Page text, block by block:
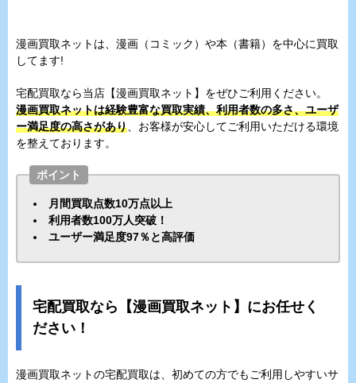
漫画買取ネットは、漫画（コミック）や本（書籍）を中心に買取
してます!
宅配買取なら当店【漫画買取ネット】をぜひご利用ください。
漫画買取ネットは経験豊富な買取実績、利用者数の多さ、ユーザ
ー満足度の高さがあり 、お客様が安心してご利用いただける環境
を整えております。
ポイント
月間買取点数10万点以上
利用者数100万人突破！
ユーザー満足度97％と高評価
宅配買取なら【漫画買取ネット】にお任せく
ださい！
漫画買取ネットの宅配買取は、初めての方でもご利用しやすいサ